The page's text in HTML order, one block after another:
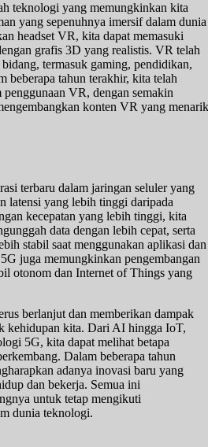
teknologi yang memungkinkan kita
yang sepenuhnya imersif dalam dunia
headset VR, kita dapat memasuki
grafis 3D yang realistis. VR telah
termasuk gaming, pendidikan,
beberapa tahun terakhir, kita telah
VR, dengan semakin
konten VR yang menarik
terbaru dalam jaringan seluler yang
latensi yang lebih tinggi daripada
kecepatan yang lebih tinggi, kita
data dengan lebih cepat, serta
stabil saat menggunakan aplikasi dan
juga memungkinkan pengembangan
otonom dan Internet of Things yang
berlanjut dan memberikan dampak
kehidupan kita. Dari AI hingga IoT,
5G, kita dapat melihat betapa
Dalam beberapa tahun
adanya inovasi baru yang
dan bekerja. Semua ini
untuk tetap mengikuti
dunia teknologi.